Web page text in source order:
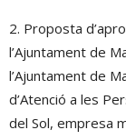
2. Proposta
l’Ajuntament de
l’Ajuntament de
d’Atenció a les
del Sol, empresa